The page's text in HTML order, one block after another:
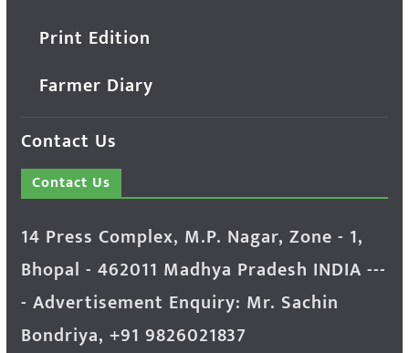
Print Edition
Farmer Diary
Contact Us
Contact Us
14 Press Complex, M.P. Nagar, Zone - 1,
Bhopal - 462011 Madhya Pradesh INDIA ---
- Advertisement Enquiry: Mr. Sachin
Bondriya, +91 9826021837